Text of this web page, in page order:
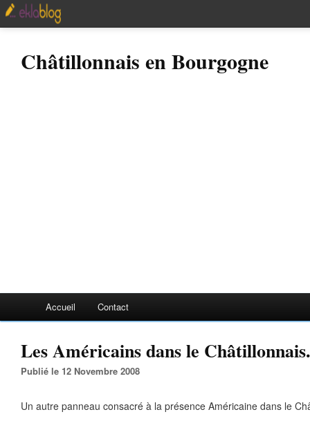
Châtillonnais en Bourgogne
Accueil Contact
Les Américains dans le
Publié le 12 Novembre 2008
Un autre panneau consacré à la présence Américaine dans le